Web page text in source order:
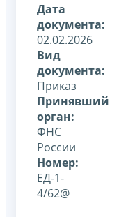
Дата
документа:
02.02.2026
Вид
документа:
Приказ
Принявший
орган:
ФНС
России
Номер:
ЕД-1-
4/62@